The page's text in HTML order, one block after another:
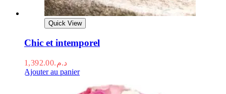
Quick View
Chic et intemporel
د.م.1,392.00
Ajouter au panier